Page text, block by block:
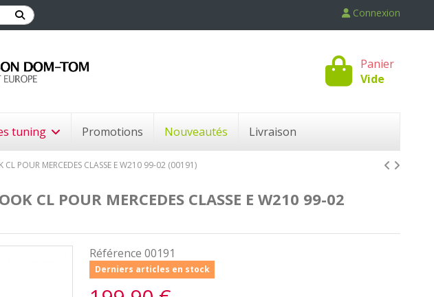
Connexion
Panier
Vide
tuning Promotions Nouveautés Livraison
CL POUR MERCEDES CLASSE E W210 99-02 (00191)
CL POUR MERCEDES CLASSE E W210 99-02
Référence 00191
Derniers articles en stock